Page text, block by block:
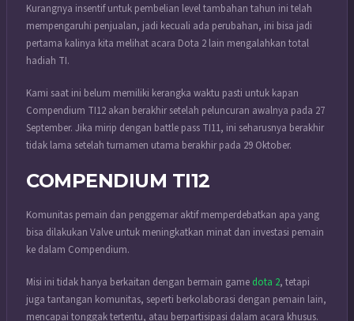
Kurangnya insentif untuk pembelian level tambahan tahun ini telah
mempengaruhi penjualan, jadi kecuali ada perubahan, ini bisa jadi
pertama kalinya kita melihat acara Dota 2 lain mengalahkan total
hadiah TI.
Kami saat ini belum memiliki kerangka waktu pasti untuk kapan
Compendium TI12 akan berakhir setelah peluncuran awalnya pada 27
September. Jika mirip dengan battle pass TI11, ini seharusnya berakhir
tidak lama setelah turnamen utama berakhir pada 29 Oktober.
COMPENDIUM TI12
Komunitas pemain dan penggemar aktif memperdebatkan apa yang
bisa dilakukan Valve untuk meningkatkan minat dan investasi pemain
ke dalam Compendium.
Misi ini tidak hanya berkaitan dengan bermain game dota 2, tetapi
juga tantangan komunitas, seperti berkolaborasi dengan pemain lain,
mencapai tonggak tertentu, atau berpartisipasi dalam acara khusus.